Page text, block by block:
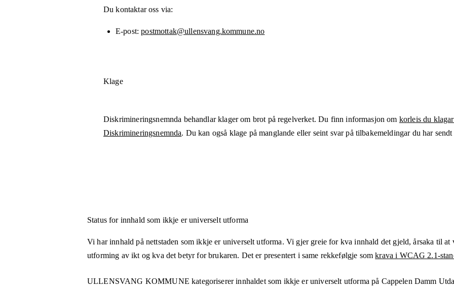
Du kontaktar oss via:
E-post postmottak@ullensvang.kommune.no
Klage
Diskrimineringsnemnda behandlar klager om brot på regelverket. Du finn informasjon om korleis du
Diskrimineringsnemnda. Du kan også klage på manglande eller seint svar på tilbakemeldingar du har
Status for innhald som ikkje er universelt utforma
Vi har innhald på nettstaden som ikkje er universelt utforma. Vi gjer greie for kva innhald det gjeld, årsaka til
utforming av ikt og kva det betyr for brukaren. Det er presentert i same rekkefølgje somkrava i WCAG 2.1-
ULLENSVANG KOMMUNE kategoriserer innhaldet som ikkje er universelt utforma på Cappelen Damm